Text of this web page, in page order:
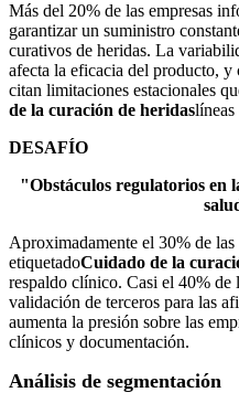
Más del 20% de las empresas
garantizar un suministro
curativos de heridas. La
afecta la eficacia del producto, y
citan limitaciones estacionales
de la curación de heridaslíneas
DESAFÍO
"Obstáculos regulatorios en
Aproximadamente el 30% de
etiquetadoCuidado de la
respaldo clínico. Casi el 40% de
validación de terceros para las
aumenta la presión sobre las
clínicos y documentación.
Análisis de segmentación